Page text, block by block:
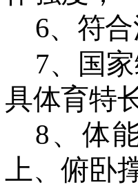
6、符
7、国
具体育特
8、体
上、俯卧